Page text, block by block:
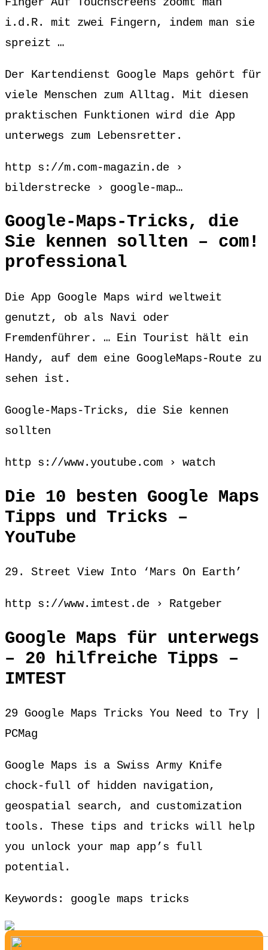
i.d.R. mit zwei Fingern, indem man sie
spreizt …
Der Kartendienst Google Maps gehört für
viele Menschen zum Alltag. Mit diesen
praktischen Funktionen wird die App
unterwegs zum Lebensretter.
http s://m.com-magazin.de ›
bilderstrecke › google-map…
Google-Maps-Tricks, die
Sie kennen sollten – com!
professional
Die App Google Maps wird weltweit
genutzt, ob als Navi oder
Fremdenführer. … Ein Tourist hält ein
Handy, auf dem eine GoogleMaps-Route zu
sehen ist.
Google-Maps-Tricks, die Sie kennen
sollten
http s://www.youtube.com › watch
Die 10 besten Google Maps
Tipps und Tricks –
YouTube
29. Street View Into ‘Mars On Earth’
http s://www.imtest.de › Ratgeber
Google Maps für unterwegs
– 20 hilfreiche Tipps –
IMTEST
29 Google Maps Tricks You Need to Try |
PCMag
Google Maps is a Swiss Army Knife
chock-full of hidden navigation,
geospatial search, and customization
tools. These tips and tricks will help
you unlock your map app’s full
potential.
Keywords: google maps tricks